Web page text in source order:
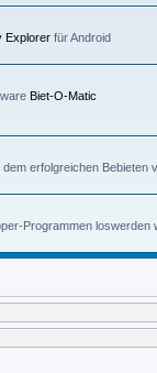
Explorer für Android
Biet-O-Matic
erfolgreichen Bebieten
Programmen loswerden